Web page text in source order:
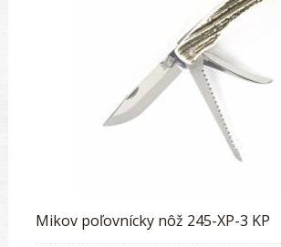
Mikov poľovnícky nôž 245-XP-3 KP